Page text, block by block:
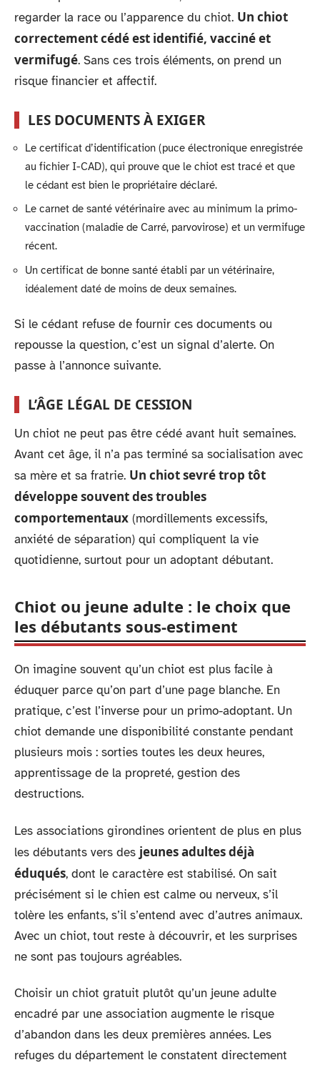
regarder la race ou l’apparence du chiot. Un chiot
correctement cédé est identifié, vacciné et
vermifugé. Sans ces trois éléments, on prend un
risque financier et affectif.
LES DOCUMENTS À EXIGER
Le certificat d’identification (puce électronique enregistrée
au fichier I-CAD), qui prouve que le chiot est tracé et que
le cédant est bien le propriétaire déclaré.
Le carnet de santé vétérinaire avec au minimum la primo-
vaccination (maladie de Carré, parvovirose) et un vermifuge
récent.
Un certificat de bonne santé établi par un vétérinaire,
idéalement daté de moins de deux semaines.
Si le cédant refuse de fournir ces documents ou
repousse la question, c’est un signal d’alerte. On
passe à l’annonce suivante.
L’ÂGE LÉGAL DE CESSION
Un chiot ne peut pas être cédé avant huit semaines.
Avant cet âge, il n’a pas terminé sa socialisation avec
sa mère et sa fratrie. Un chiot sevré trop tôt
développe souvent des troubles
comportementaux (mordillements excessifs,
anxiété de séparation) qui compliquent la vie
quotidienne, surtout pour un adoptant débutant.
Chiot ou jeune adulte : le choix que
les débutants sous-estiment
On imagine souvent qu’un chiot est plus facile à
éduquer parce qu’on part d’une page blanche. En
pratique, c’est l’inverse pour un primo-adoptant. Un
chiot demande une disponibilité constante pendant
plusieurs mois : sorties toutes les deux heures,
apprentissage de la propreté, gestion des
destructions.
Les associations girondines orientent de plus en plus
les débutants vers des jeunes adultes déjà
éduqués, dont le caractère est stabilisé. On sait
précisément si le chien est calme ou nerveux, s’il
tolère les enfants, s’il s’entend avec d’autres animaux.
Avec un chiot, tout reste à découvrir, et les surprises
ne sont pas toujours agréables.
Choisir un chiot gratuit plutôt qu’un jeune adulte
encadré par une association augmente le risque
d’abandon dans les deux premières années. Les
refuges du département le constatent directement